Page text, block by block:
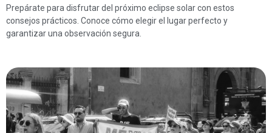
Prepárate para disfrutar del próximo eclipse solar con estos
consejos prácticos. Conoce cómo elegir el lugar perfecto y
garantizar una observación segura.